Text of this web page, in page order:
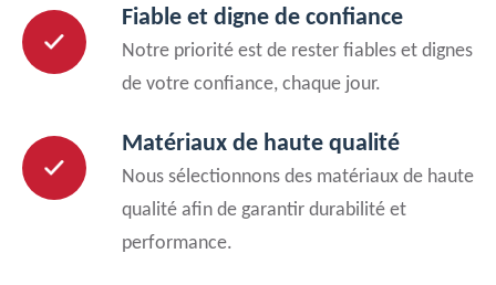
Fiable et digne de confiance
Notre priorité est de rester fiables et dignes
de votre confiance, chaque jour.
Matériaux de haute qualité
Nous sélectionnons des matériaux de haute
qualité afin de garantir durabilité et
performance.